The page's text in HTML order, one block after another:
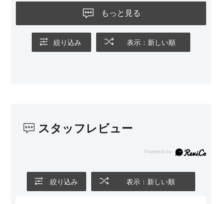
ないのもお気に入りのポイントです。さらに、わが家はソファ
の後ろ側を通ることも多い間取りなので、背面まできれいに仕
ても美しく、空間の印象を損ないません。
また、カウチのように足を伸ばしてくつろげるスタイルが理想
かせるため、普段はカウチとして使い、来客時には離してスツ
す。
もっと見る
絞り込み 表示：新しい順
スタッフレビュー
絞り込み 表示：新しい順